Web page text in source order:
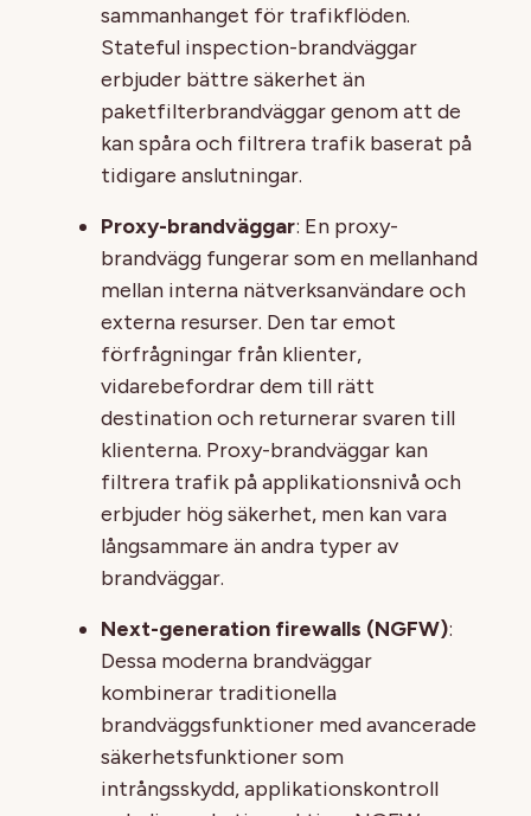
sammanhanget för trafikflöden.
Stateful inspection-brandväggar
erbjuder bättre säkerhet än
paketfilterbrandväggar genom att de
kan spåra och filtrera trafik baserat på
tidigare anslutningar.
Proxy-brandväggar: En proxy-
brandvägg fungerar som en mellanhand
mellan interna nätverksanvändare och
externa resurser. Den tar emot
förfrågningar från klienter,
vidarebefordrar dem till rätt
destination och returnerar svaren till
klienterna. Proxy-brandväggar kan
filtrera trafik på applikationsnivå och
erbjuder hög säkerhet, men kan vara
långsammare än andra typer av
brandväggar.
Next-generation firewalls (NGFW):
Dessa moderna brandväggar
kombinerar traditionella
brandväggsfunktioner med avancerade
säkerhetsfunktioner som
intrångsskydd, applikationskontroll